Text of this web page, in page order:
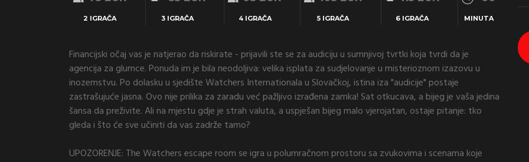
2 IGRAČA 3 IGRAČA 4 IGRAČA 5 IGRAČA 6 IGRAČA MINUTA
Financijski očaj vas je natjerao da riskirate - prijavili ste se za audiciju u sumnjivoj tvrtki koja tvrdi da je
agencija za glumce. Ponuda im je bila neodoljiva: velika isplata za sudjelovanje u misterioznom izazovu u
inozemstvu. Po dolasku u sjedište Watchers Internationala u Slovačkoj, istina iza "audicije" postaje
zastrašujuće jasna. Ovo nije prilika za zaradu već pažljivo izrađena zamka! Sat otkucava, a bijeg je vaša jedina
šansa da preživite. Ali na mjestu gdje je strah valuta, a uspješan bijeg malo vjerojatan, ostaje pitanje: tko
gleda i što će sve učiniti da vas zadrže tamo?
UPOZORENJE: The Watchers escape room se igra u polumračnom prostoru sa zvukovima i scenama koje